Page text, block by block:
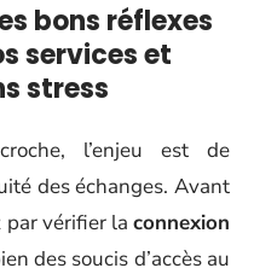
bons réflexes
services et
stress
l’enjeu est de
des échanges. Avant
par vérifier la connexion
des soucis d’accès au